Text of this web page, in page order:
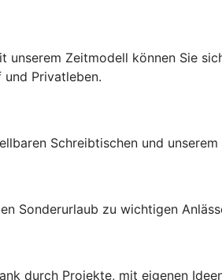
unserem Zeitmodell können Sie
Privatleben.
Schreibtischen und
Sonderurlaub zu wichtigen
durch Projekte, mit eigenen